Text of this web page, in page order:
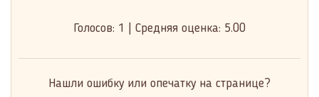
Голосов: 1 Средняя оценка: 5.00
Нашли ошибку или опечатку на странице?